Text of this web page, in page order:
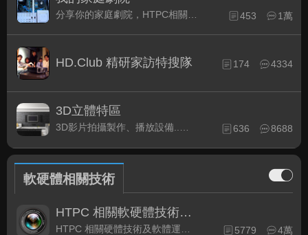
453 1萬
HD.Club 精研家訪特搜隊 174 4334
3D立體特區
3D影片拍攝製作、播放設備..等相關討論 636 8688
軟硬體相關技術
HTPC 相關軟硬體技術及運用
5779 4萬